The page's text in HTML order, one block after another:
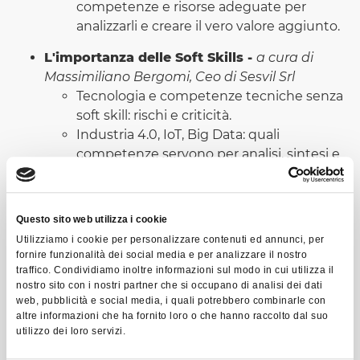
Questo sito web utilizza i cookie
Utilizziamo i cookie per personalizzare contenuti ed annunci, per
fornire funzionalità dei social media e per analizzare il nostro
traffico. Condividiamo inoltre informazioni sul modo in cui utilizza il
nostro sito con i nostri partner che si occupano di analisi dei dati
web, pubblicità e social media, i quali potrebbero combinarle con
altre informazioni che ha fornito loro o che hanno raccolto dal suo
utilizzo dei loro servizi.
competenze e risorse adeguate per
analizzarli e creare il vero valore aggiunto.
L'importanza delle Soft Skills - a cura di
Massimiliano Bergomi, Ceo di Sesvil Srl
Tecnologia e competenze tecniche senza
soft skill: rischi e criticità.
Industria 4.0, IoT, Big Data: quali
competenze servono per analisi, sintesi e
Come valutare in modo scientifico le soft
skill nella propria organizzazione.
azienda in modo mirato.
Finanziamenti e Incentivi a
supportodell’innovazione e della
formazione - a cura di Franco Borin, Senior
Consultant di Progest Srl e di Stefano